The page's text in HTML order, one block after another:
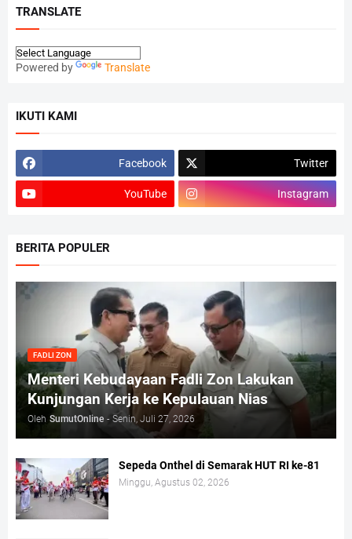
TRANSLATE
Powered by Translate
IKUTI KAMI
Facebook Twitter
YouTube Instagram
BERITA POPULER
FADLI ZON
Menteri Kebudayaan Fadli Zon Lakukan
Kunjungan Kerja ke Kepulauan Nias
Oleh SumutOnline - Senin, Juli 27, 2026
Sepeda Onthel di Semarak HUT RI ke-81
Minggu, Agustus 02, 2026